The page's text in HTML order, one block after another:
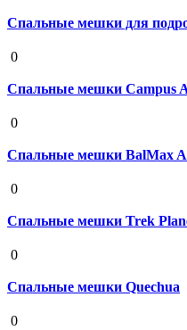
Спальные мешки для
0
Спальные мешки Campus
0
Спальные мешки BalMax
0
Спальные мешки Trek
0
Спальные мешки Quechua
0